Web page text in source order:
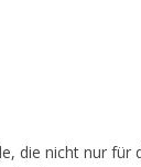
die nicht nur